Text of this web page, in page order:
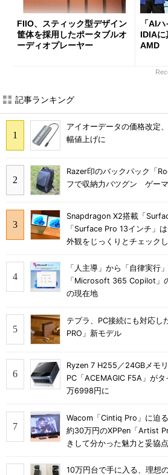
FIIO、スティック型デザイン
筐体を採用したポータブルオ
ーディオプレーヤー
「AI
IDIAに
AMD
記事ランキング
アイオーデータの価格改定
幅値上げに
Razer印のバックパック「
フで収納力バツグン ゲー
Snapdragon X2搭載「
「Surface Pro 13インチ」
外観をじっくりとチェック
「人主導」から「自律実
「Microsoft 365 Copilot」
の現在地
テプラ、PC接続にも対応し
PRO」新モデル
Ryzen 7 H255／24GBメモ
PC「ACEMAGIC F5A」が
万6998円に
Wacom「Cintiq Pro」に迫
約30万円のXPPen「Artist
きして分かった魅力と妥協点
10万円台で手に入る、理想